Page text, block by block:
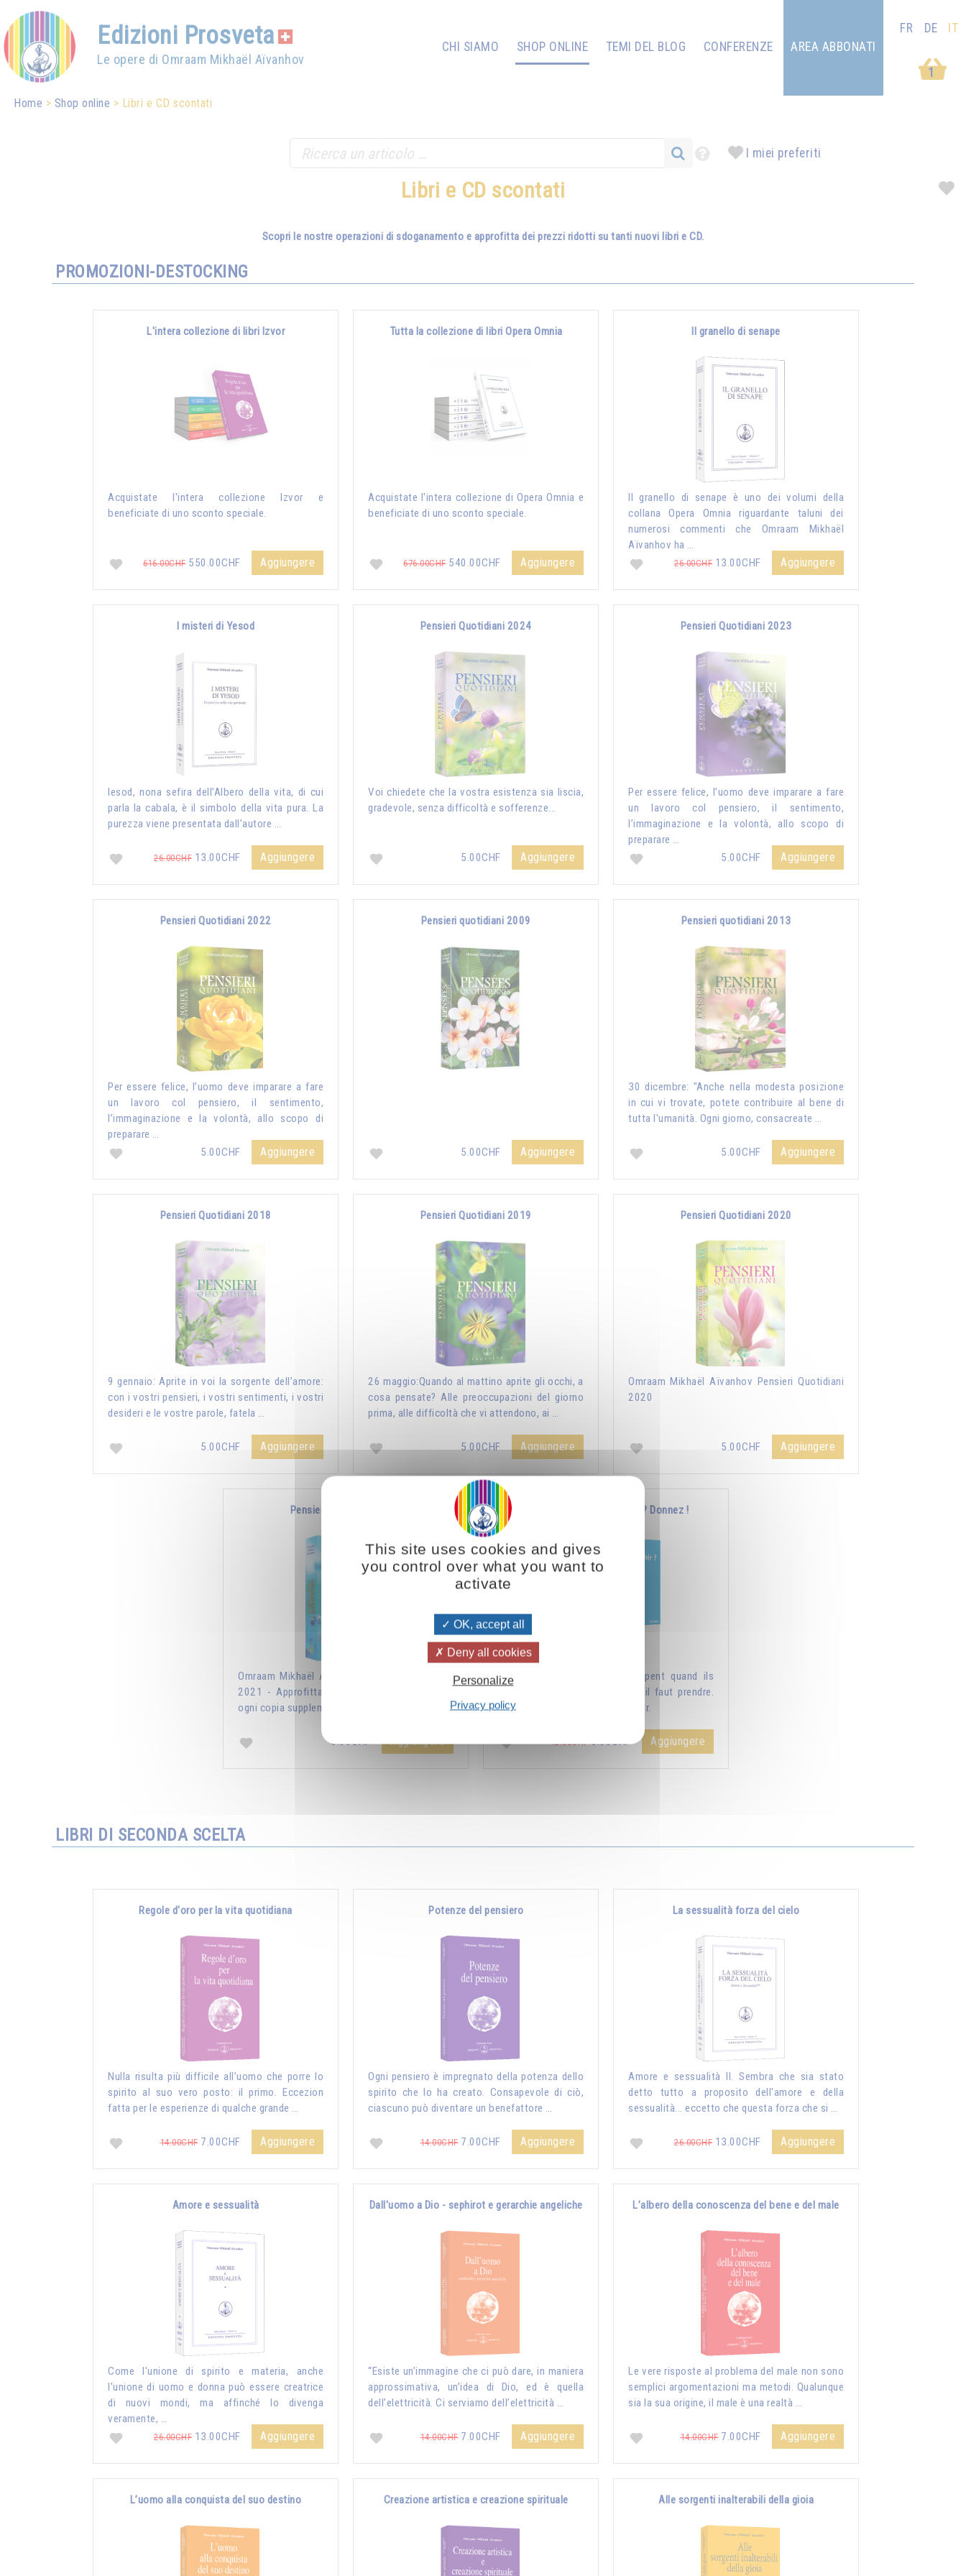
Edizioni Prosveta
Le opere di Omraam Mikhaël Aïvanhov
CHI SIAMO SHOP ONLINE TEMI DEL BLOG
CONFERENZE
1
AREA ABBONATI
FR DE IT
Home Shop online Libri e CD scontati
I miei preferiti
Libri e CD scontati
Scopri le nostre operazioni di sdoganamento e approfitta dei prezzi ridotti su tanti nuovi libri e CD.
PROMOZIONI-DESTOCKING
L'intera collezione di libri Izvor
Acquistate l'intera collezione Izvor e
beneficiate di uno sconto speciale.
616.00CHF550.00CHF Aggiungere
Tutta la collezione di libri Opera Omnia
Acquistate l'intera collezione di Opera Omnia e
beneficiate di uno sconto speciale.
676.00CHF540.00CHF Aggiungere
Il granello di senape
Il granello di senape è uno dei volumi della
collana Opera Omnia riguardante taluni dei
numerosi commenti che Omraam Mikhaël
Aïvanhov ha …
26.00CHF 13.00CHF Aggiungere
I misteri di Yesod
Iesod, nona sefira dell’Albero della vita, di cui
parla la cabala, è il simbolo della vita pura. La
purezza viene presentata dall'autore …
26.00CHF 13.00CHF Aggiungere
Pensieri Quotidiani 2024
Voi chiedete che la vostra esistenza sia liscia,
gradevole, senza difficoltà e sofferenze...
5.00CHF Aggiungere
Pensieri Quotidiani 2023
Per essere felice, l’uomo deve imparare a fare
un lavoro col pensiero, il sentimento,
l’immaginazione e la volontà, allo scopo di
preparare …
5.00CHF
Aggiungere
Pensieri Quotidiani 2022
Per essere felice, l’uomo deve imparare a fare
un lavoro col pensiero, il sentimento,
l’immaginazione e la volontà, allo scopo di
preparare …
5.00CHF
Aggiungere
Pensieri quotidiani 2009
5.00CHF Aggiungere
Pensieri quotidiani 2013
30 dicembre: "Anche nella modesta posizione
in cui vi trovate, potete contribuire al bene di
tutta l'umanità. Ogni giorno, consacreate …
5.00CHF Aggiungere
Pensieri Quotidiani 2018
9 gennaio: Aprite in voi la sorgente dell’amore:
con i vostri pensieri, i vostri sentimenti, i vostri
desideri e le vostre parole, fatela …
5.00CHF Aggiungere
Pensieri Quotidiani 2019
26 maggio:Quando al mattino aprite gli occhi, a
cosa pensate? Alle preoccupazioni del giorno
prima, alle difficoltà che vi attendono, ai …
5.00CHF Aggiungere
Pensieri Quotidiani 2020
Omraam Mikhaël Aïvanhov Pensieri Quotidiani
2020
5.00CHF Aggiungere
Pensieri Quotidiani 2021
Omraam Mikhaël Aïvanhov Pensieri Quotidiani
2021 - Approfitta dello sconto di 2 CHF per
ogni copia supplementare aggiunta all'ordine !
5.00CHF Aggiungere
Vous voulez vous enrichir ? Donnez !
Combien les humains se trompent quand ils
s’imaginent que pour s’enrichir il faut prendre.
Non, pour s’enrichir, il faut donner.
12.00CHF5.00CHF Aggiungere
LIBRI DI SECONDA SCELTA
Regole d'oro per la vita quotidiana
Nulla risulta più difficile all’uomo che porre lo
spirito al suo vero posto: il primo. Eccezion
fatta per le esperienze di qualche grande …
14.00CHF7.00CHF Aggiungere
Potenze del pensiero
Ogni pensiero è impregnato della potenza dello
spirito che lo ha creato. Consapevole di ciò,
ciascuno può diventare un benefattore …
14.00CHF7.00CHF Aggiungere
La sessualità forza del cielo
Amore e sessualità II. Sembra che sia stato
detto tutto a proposito dell'amore e della
sessualità... eccetto che questa forza che si …
26.00CHF 13.00CHF Aggiungere
Amore e sessualità
Come l'unione di spirito e materia, anche
l'unione di uomo e donna può essere creatrice
di nuovi mondi, ma affinché lo divenga
veramente, …
26.00CHF 13.00CHF Aggiungere
Dall'uomo a Dio - sephirot e gerarchie angeliche
“Esiste un’immagine che ci può dare, in maniera
approssimativa, un’idea di Dio, ed è quella
dell’elettricità. Ci serviamo dell’elettricità …
14.00CHF7.00CHF Aggiungere
L’albero della conoscenza del bene e del male
Le vere risposte al problema del male non sono
semplici argomentazioni ma metodi. Qualunque
sia la sua origine, il male è una realtà …
14.00CHF7.00CHF Aggiungere
L’uomo alla conquista del suo destino Creazione artistica e creazione spirituale Alle sorgenti inalterabili della gioia
This site uses cookies and gives
you control over what you want to
activate
OK, accept all
Deny all cookies
Personalize
Privacy policy